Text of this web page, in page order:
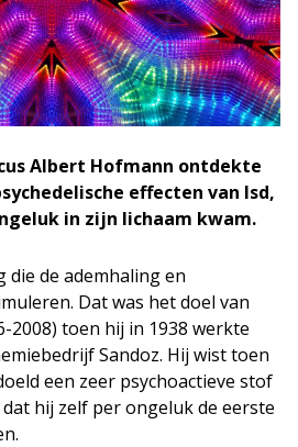
Albert Hofmann ontdekte
effecten van lsd,
in zijn lichaam kwam.
die de ademhaling en
Dat was het doel van
2008) toen hij in 1938 werkte
Sandoz. Hij wist toen
een zeer psychoactieve stof
hij zelf per ongeluk de eerste